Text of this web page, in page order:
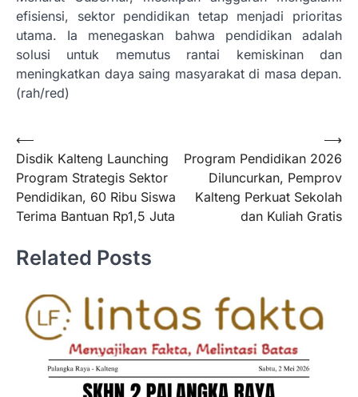
efisiensi, sektor pendidikan tetap menjadi prioritas
utama. Ia menegaskan bahwa pendidikan adalah
solusi untuk memutus rantai kemiskinan dan
meningkatkan daya saing masyarakat di masa depan.
(rah/red)
Navigasi
pos
⟵
Disdik Kalteng Launching
Program Strategis Sektor
Pendidikan, 60 Ribu Siswa
Terima Bantuan Rp1,5 Juta
Program Pendidikan 2026
Diluncurkan, Pemprov
Kalteng Perkuat Sekolah
dan Kuliah Gratis
⟶
Related Posts